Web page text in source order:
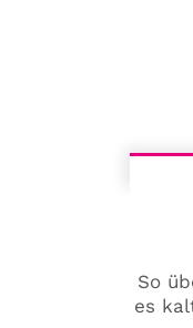
So
es